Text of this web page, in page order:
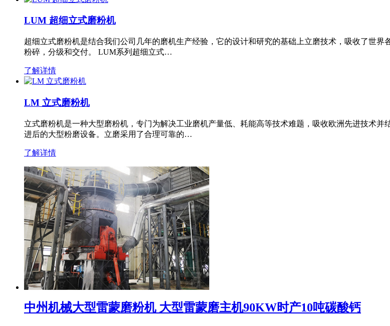
LUM 超细立式磨粉机
超细立式磨粉机是结合我们公司几年的磨机生产经验，它的设计和研究的基础上立磨技术，吸收了世
粉碎，分级和交付。 LUM系列超细立式…
了解详情
LM 立式磨粉机
立式磨粉机是一种大型磨粉机，专门为解决工业磨机产量低、耗能高等技术难题，吸收欧洲先进技术
进后的大型粉磨设备。立磨采用了合理可靠的…
了解详情
中州机械大型雷蒙磨粉机 大型雷蒙磨主机90KW时产10吨碳酸钙